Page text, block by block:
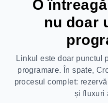
O
nu doar
Linkul este doar punctul
programare. În spate,
procesul complet:
și fluxuri